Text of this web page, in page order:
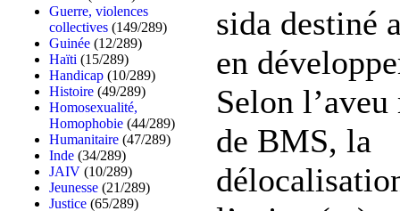
Guerre, violences
collectives (149/289)
Guinée (12/289)
Haïti (15/289)
Handicap (10/289)
Histoire (49/289)
Homosexualité,
Homophobie (44/289)
Humanitaire (47/289)
Inde (34/289)
JAIV (10/289)
Jeunesse (21/289)
Justice (65/289)
sida destiné
en
Selon l’aveu
de BMS, la